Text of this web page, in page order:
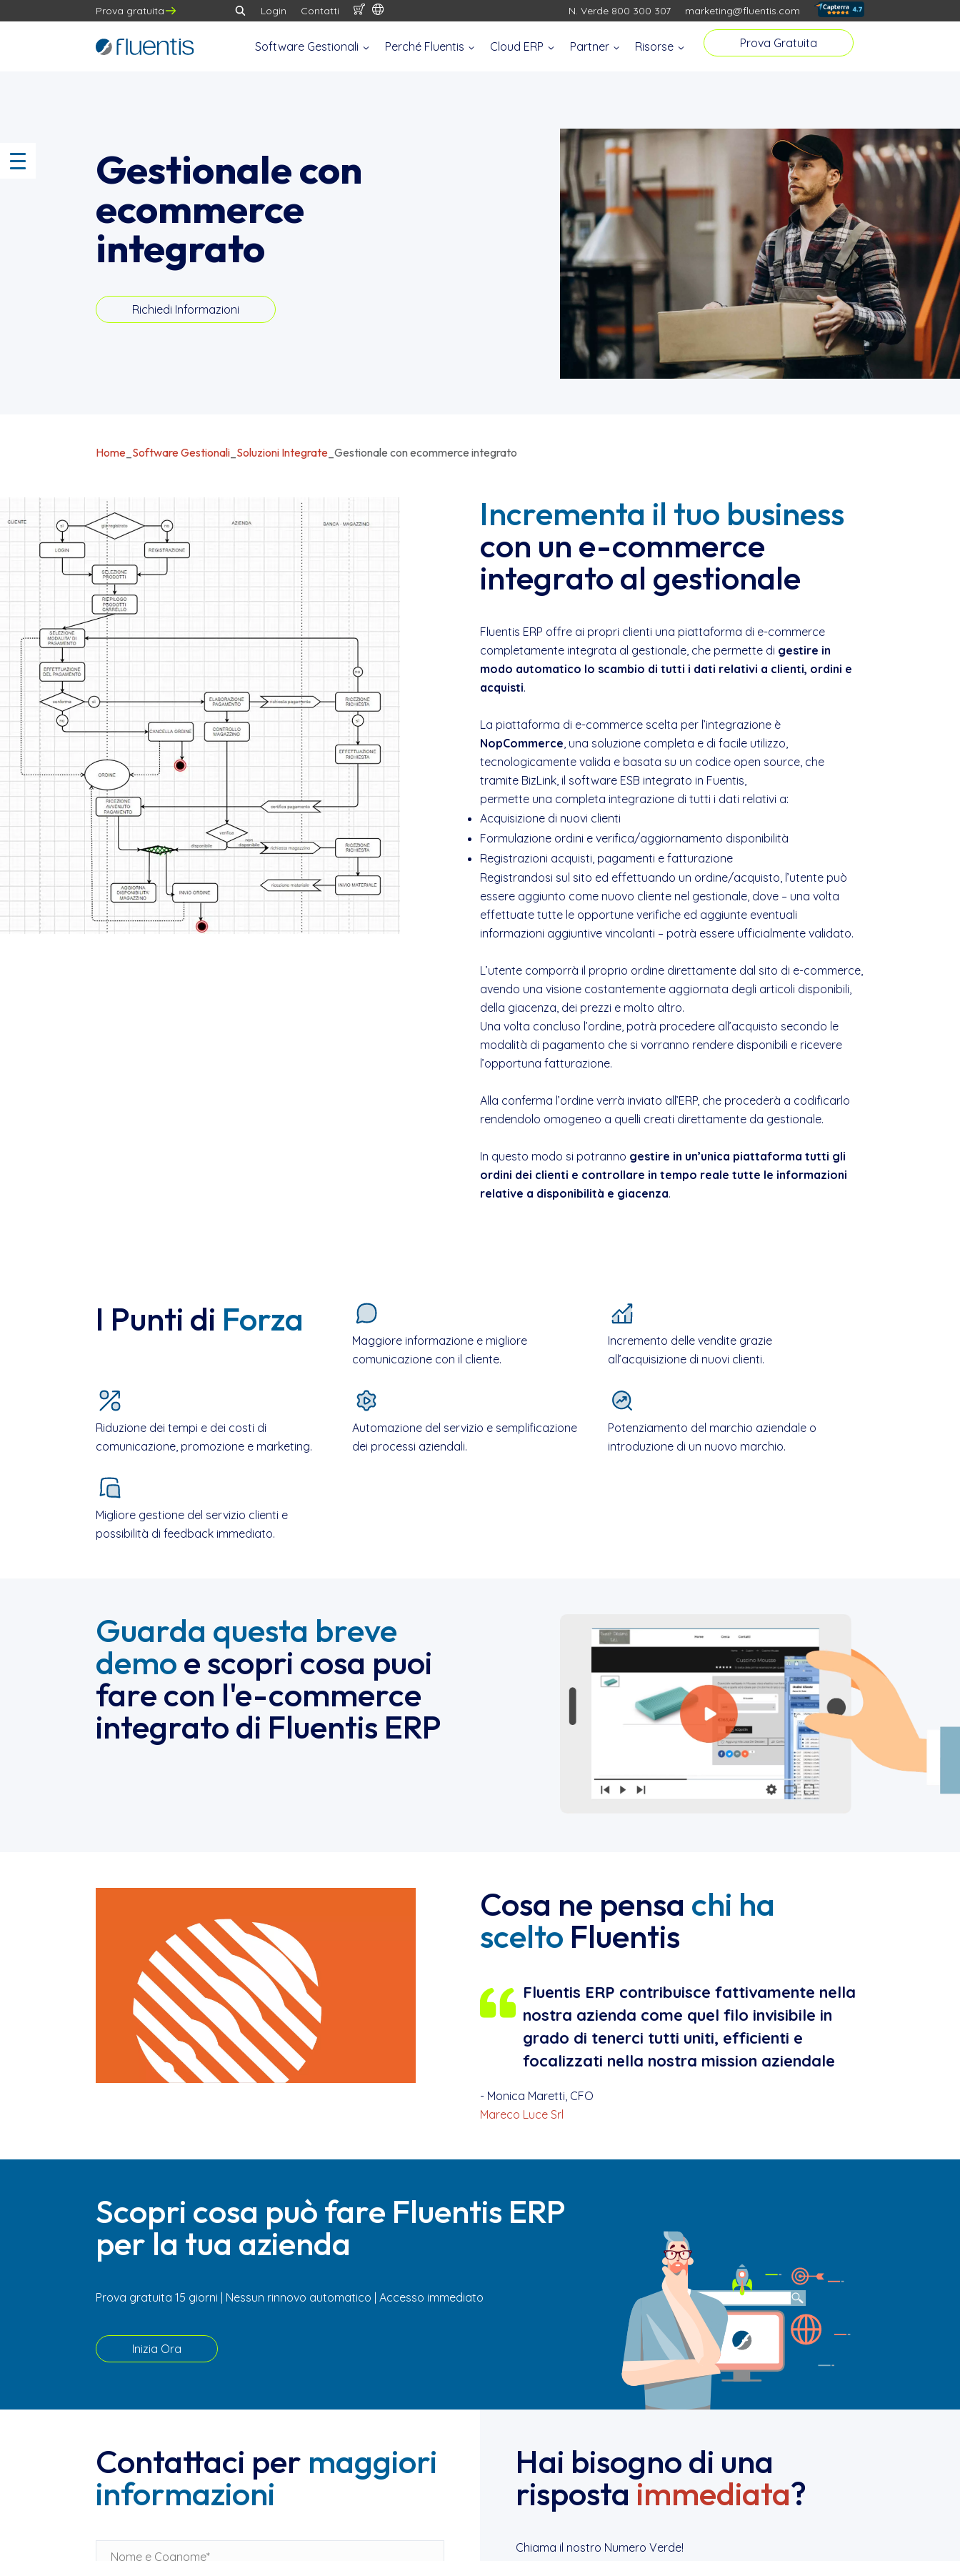
Prova gratuita Login Contatti N. Verde 800 300 307 marketing@fluentis.com
Software Gestionali Perché Fluentis Cloud ERP Partner Risorse Prova Gratuita
Gestionale con
ecommerce
integrato
Richiedi Informazioni
Home Software Gestionali Soluzioni Integrate _Gestionale con ecommerce integrato
Incrementa il tuo business
con un e-commerce
integrato al gestionale
Fluentis ERP offre ai propri clienti una piattaforma di e-commerce
completamente integrata al gestionale, che permette di gestire in
modo automatico lo scambio di tutti i dati relativi a clienti, ordini e
acquisti.
La piattaforma di e-commerce scelta per l’integrazione è
NopCommerce, una soluzione completa e di facile utilizzo,
tecnologicamente valida e basata su un codice open source, che
tramite BizLink, il software ESB integrato in Fuentis,
permette una completa integrazione di tutti i dati relativi a:
Acquisizione di nuovi clienti
Formulazione ordini e verifica/aggiornamento disponibilità
Registrazioni acquisti, pagamenti e fatturazione
Registrandosi sul sito ed effettuando un ordine/acquisto, l’utente può
essere aggiunto come nuovo cliente nel gestionale, dove – una volta
effettuate tutte le opportune verifiche ed aggiunte eventuali
informazioni aggiuntive vincolanti – potrà essere ufficialmente validato.
L’utente comporrà il proprio ordine direttamente dal sito di e-commerce,
avendo una visione costantemente aggiornata degli articoli disponibili,
della giacenza, dei prezzi e molto altro.
Una volta concluso l’ordine, potrà procedere all’acquisto secondo le
modalità di pagamento che si vorranno rendere disponibili e ricevere
l’opportuna fatturazione.
Alla conferma l’ordine verrà inviato all’ERP, che procederà a codificarlo
rendendolo omogeneo a quelli creati direttamente da gestionale.
In questo modo si potranno gestire in un’unica piattaforma tutti gli
ordini dei clienti e controllare in tempo reale tutte le informazioni
relative a disponibilità e giacenza.
I Punti di Forza
Maggiore informazione e migliore
comunicazione con il cliente.
Incremento delle vendite grazie
all’acquisizione di nuovi clienti.
Riduzione dei tempi e dei costi di
comunicazione, promozione e marketing.
Automazione del servizio e semplificazione
dei processi aziendali.
Potenziamento del marchio aziendale o
introduzione di un nuovo marchio.
Migliore gestione del servizio clienti e
possibilità di feedback immediato.
Guarda questa breve
demoe scopri cosa puoi
fare con l'e-commerce
integrato di Fluentis ERP
Cosa ne pensa chi ha
scelto Fluentis
Fluentis ERP contribuisce fattivamente nella
nostra azienda come quel filo invisibile in
grado di tenerci tutti uniti, efficienti e
focalizzati nella nostra mission aziendale
- Monica Maretti, CFO
Mareco Luce Srl
Scopri cosa può fare Fluentis ERP
per la tua azienda
Prova gratuita 15 giorni | Nessun rinnovo automatico | Accesso immediato
Inizia Ora
Contattaci per maggiori
informazioni
Hai bisogno di una
rispostaimmediata?
Chiama il nostro Numero Verde!